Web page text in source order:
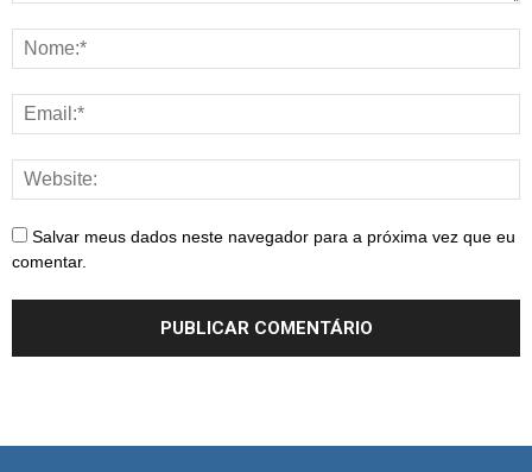
Salvar meus dados neste navegador para a próxima vez que eu
comentar.